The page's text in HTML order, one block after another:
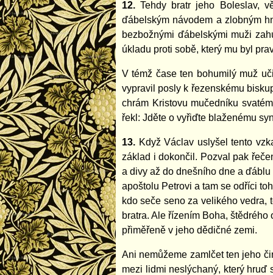
12. Tehdy bratr jeho Boleslav,
ďábelským návodem a zlobným
bezbožnými ďábelskými muži
úkladu proti sobě, který mu byl
V témž čase ten bohumilý muž
vypravil posly k řezenskému
chrám Kristovu mučedníku
řekl: Jděte o vyřiďte blaženému
13. Když Václav uslyšel tento
základ i dokončil. Pozval pak
a divy až do dnešního dne a
apoštolu Petrovi a tam se odříci
kdo seče seno za velikého vedra,
bratra. Ale řízením Boha,
přiměřeně v jeho dědičné zemi.
Ani nemůžeme zamlčet ten jeho
mezi lidmi neslýchaný, který hruď